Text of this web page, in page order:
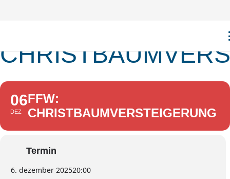
06
DEZ
FFW:
CHRISTBAUMVERSTEIGERUNG
Termin
6. dezember 202520:00